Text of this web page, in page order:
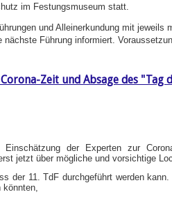
im Festungsmuseum statt.
und Alleinerkundung mit
nächste Führung informiert.
Zeit und Absage des "Tag
der Experten zur
jetzt über mögliche und vorsichtige
der 11. TdF durchgeführt werden